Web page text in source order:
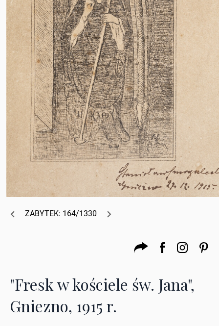
ZABYTEK: 164/1330
"Fresk w kościele św. Jana",
Gniezno, 1915 r.